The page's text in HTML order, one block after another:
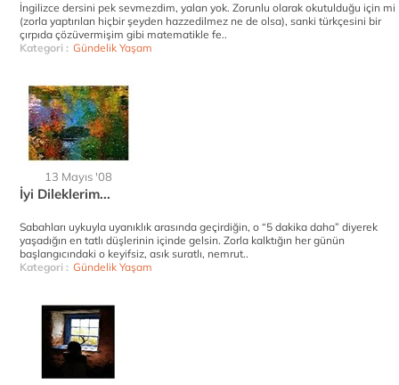
İngilizce dersini pek sevmezdim, yalan yok. Zorunlu olarak okutulduğu için mi
(zorla yaptırılan hiçbir şeyden hazzedilmez ne de olsa), sanki türkçesini bir
çırpıda çözüvermişim gibi matematikle fe..
Kategori : Gündelik Yaşam
13 Mayıs '08
İyi Dileklerim...
Sabahları uykuyla uyanıklık arasında geçirdiğin, o “5 dakika daha” diyerek
yaşadığın en tatlı düşlerinin içinde gelsin. Zorla kalktığın her günün
başlangıcındaki o keyifsiz, asık suratlı, nemrut..
Kategori : Gündelik Yaşam